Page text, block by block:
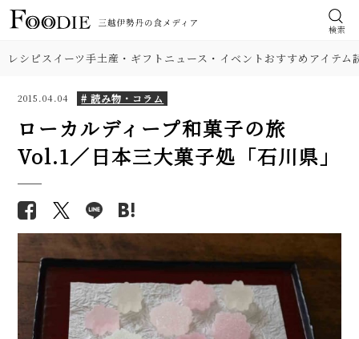
検索
レシピスイーツ手土産・ギフト ニュース・イベントおすすめアイテム
2015.04.04 # 読み物・コラム
ローカルディープ和菓子の旅
Vol.1／日本三大菓子処「石川県」